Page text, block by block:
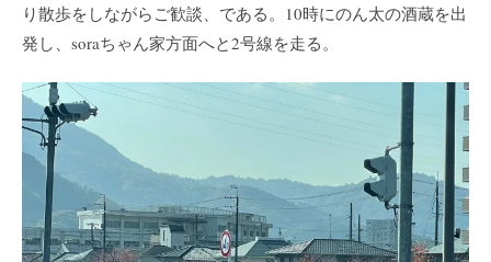
り散歩をしながらご歓談、である。10時にのん太の酒蔵を出
発し、soraちゃん家方面へと2号線を走る。